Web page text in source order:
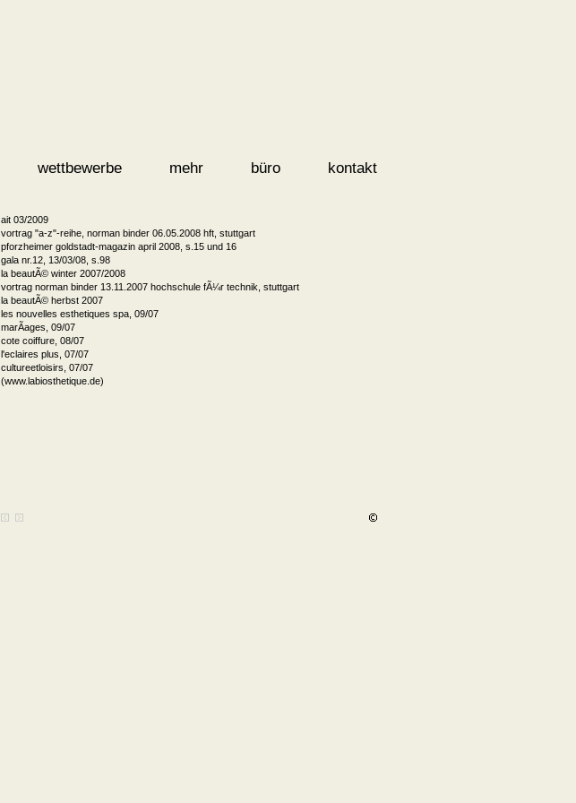
wettbewerbe mehr büro kontakt
ait 03/2009
vortrag "a-z"-reihe, norman binder 06.05.2008 hft, stuttgart
pforzheimer goldstadt-magazin april 2008, s.15 und 16
gala nr.12, 13/03/08, s.98
la beautÃ© winter 2007/2008
vortrag norman binder 13.11.2007 hochschule fÃ¼r technik, stuttgart
la beautÃ© herbst 2007
les nouvelles esthetiques spa, 09/07
marÃ­ages, 09/07
cote coiffure, 08/07
l'eclaires plus, 07/07
cultureetloisirs, 07/07
(www.labiosthetique.de)